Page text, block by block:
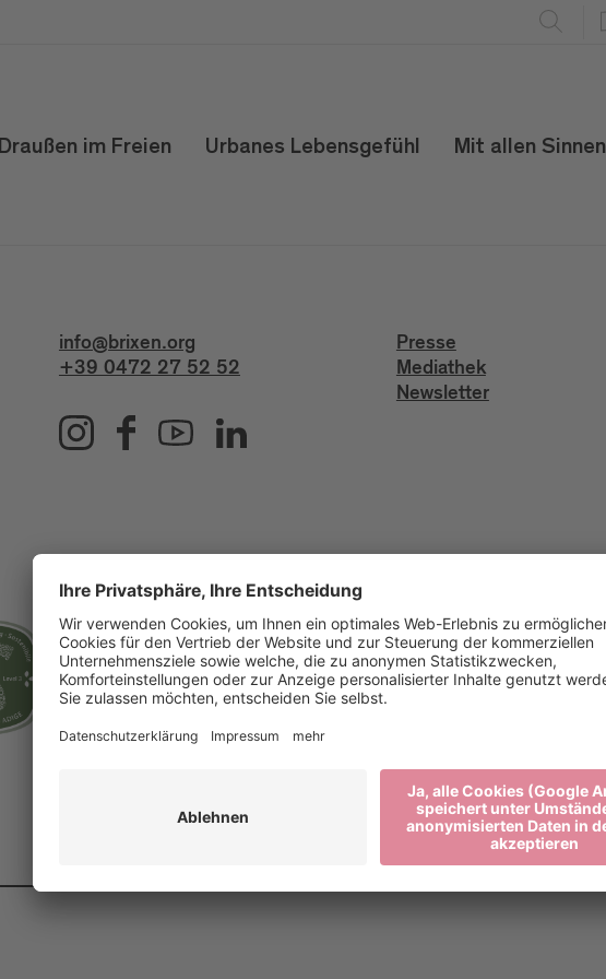
Draußen im Freien Urbanes Lebensgefühl Mit allen Sinnen
info@brixen.org
+39 0472 27 52 52
Presse
Mediathek
Newsletter